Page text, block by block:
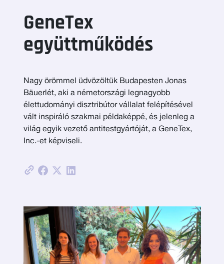
GeneTex
együttműködés
Nagy örömmel üdvözöltük Budapesten Jonas
Bäuerlét, aki a németországi legnagyobb
élettudományi disztribútor vállalat felépítésével
vált inspiráló szakmai példaképpé, és jelenleg a
világ egyik vezető antitestgyártóját, a GeneTex,
Inc.-et képviseli.